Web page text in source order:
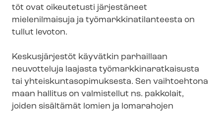
töt ovat oikeutetusti järjestäneet
mielenilmaisuja ja työ­mark­ki­na­ti­lan­tees­ta on
tullut levoton.
Keskusjärjestöt käyvätkin parhaillaan
neuvotteluja laajasta työ­mark­ki­na­rat­kai­sus­ta
tai yh­teis­kun­ta­so­pi­muk­ses­ta. Sen vaihtoehtona
maan hallitus on valmistellut ns. pakkolait,
joiden sisältämät lomien ja lomarahojen